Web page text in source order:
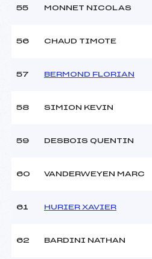
55 MONNET NICOLAS
56 CHAUD TIMOTE
57 BERMOND FLORIAN
58 SIMION KEVIN
59 DESBOIS QUENTIN
60 VANDERWEYEN MARC
61 HURIER XAVIER
62 BARDINI NATHAN